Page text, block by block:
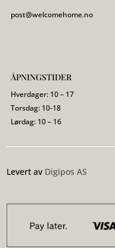
post@welcomehome.no
ÅPNINGSTIDER
Hverdager: 10 – 17
Torsdag: 10-18
Lørdag: 10 – 16
Levert av Digipos AS